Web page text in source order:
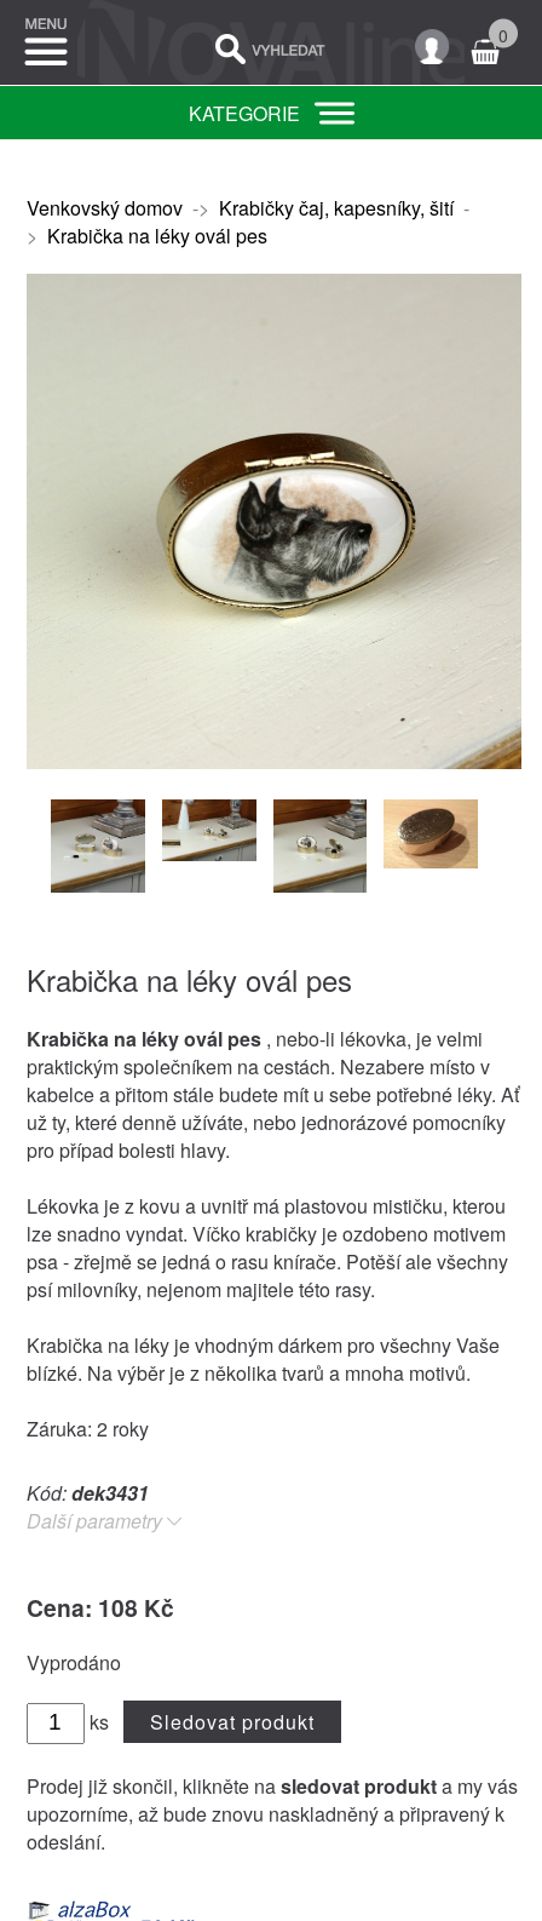
0
KATEGORIE
Venkovský domov-> Krabičky čaj, kapesníky, šití-
> Krabička na léky ovál pes
Krabička na léky ovál pes
Krabička na léky ovál pes, nebo-li lékovka, je velmi
praktickým společníkem na cestách. Nezabere místo v
kabelce a přitom stále budete mít u sebe potřebné léky. Ať
už ty, které denně užíváte, nebo jednorázové pomocníky
pro případ bolesti hlavy.
Lékovka je z kovu a uvnitř má plastovou mističku, kterou
lze snadno vyndat. Víčko krabičky je ozdobeno motivem
psa - zřejmě se jedná o rasu knírače. Potěší ale všechny
psí milovníky, nejenom majitele této rasy.
Krabička na léky je vhodným dárkem pro všechny Vaše
blízké. Na výběr je z několika tvarů a mnoha motivů.
Záruka: 2 roky
Kód:dek3431
Další parametry
Cena: 108 Kč
Vyprodáno
ks Sledovat produkt
Prodej již skončil, klikněte nasledovat produkta my vás
upozorníme, až bude znovu naskladněný a připravený k
odeslání.